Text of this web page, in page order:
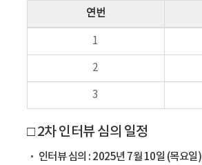
연번
1
2
3
□ 2차 인터뷰 심의 일정
인터뷰 심의 : 2025년 7월 10일 (목요일)